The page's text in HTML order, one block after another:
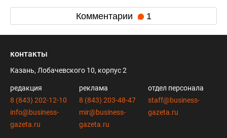
Комментарии 1
контакты
Казань, Лобачевского 10, корпус 2
редакция
8 (843) 202-12-10
info@business-
gazeta.ru
реклама
8 (843) 203-48-47
mir@business-
gazeta.ru
отдел персонала
staff@business-
gazeta.ru